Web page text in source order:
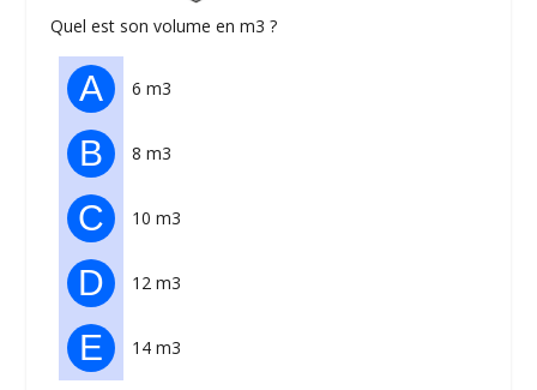
Quel est son volume en m3 ?
A 6 m3
B 8 m3
C 10 m3
D 12 m3
E 14 m3